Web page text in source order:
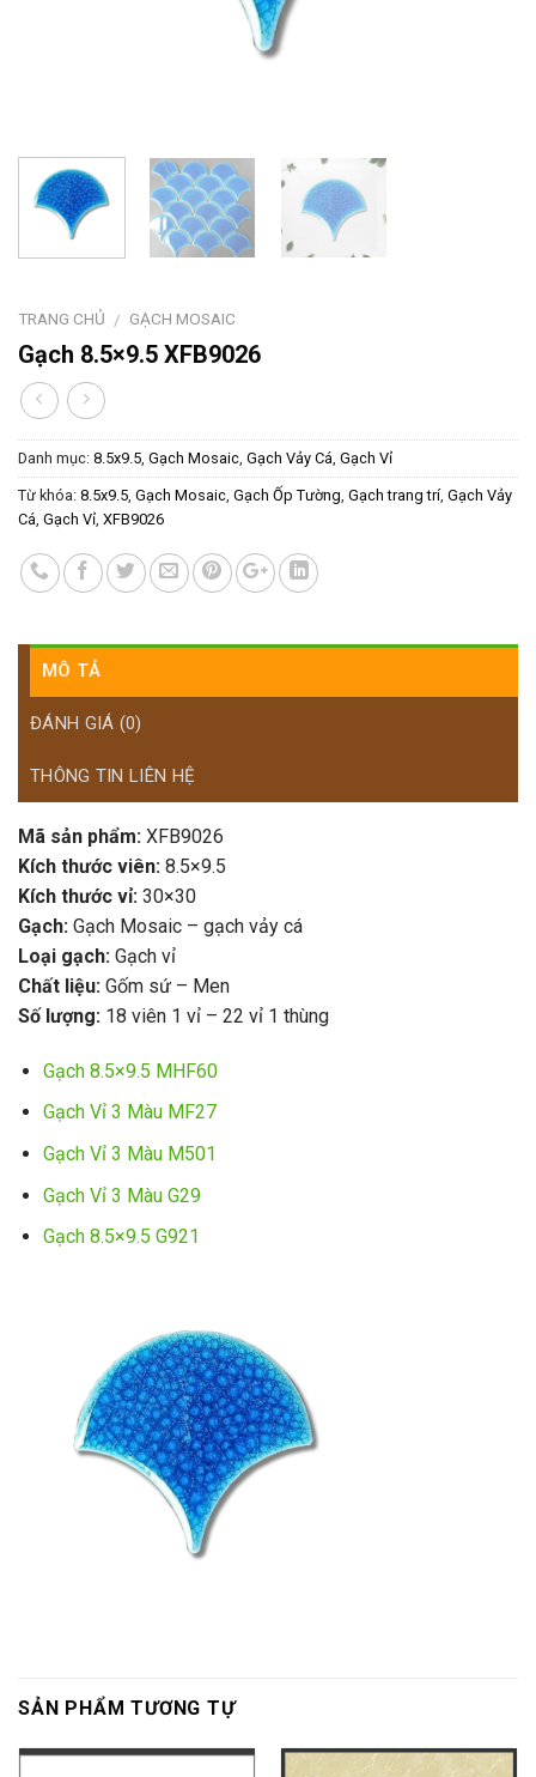
TRANG CHỦ / GẠCH MOSAIC
Gạch 8.5×9.5 XFB9026
Danh mục: 8.5x9.5, Gạch Mosaic, Gạch Vảy Cá, Gạch Vỉ
Từ khóa: 8.5x9.5, Gạch Mosaic, Gạch Ốp Tường, Gạch trang trí, Gạch Vảy
Cá, Gạch Vỉ, XFB9026
MÔ TẢ
ĐÁNH GIÁ (0)
THÔNG TIN LIÊN HỆ
Mã sản phẩm: XFB9026
Kích thước viên: 8.5×9.5
Kích thước vỉ: 30×30
Gạch: Gạch Mosaic – gạch vảy cá
Loại gạch: Gạch vỉ
Chất liệu: Gốm sứ – Men
Số lượng: 18 viên 1 vỉ – 22 vỉ 1 thùng
Gạch 8.5×9.5 MHF60
Gạch Vỉ 3 Màu MF27
Gạch Vỉ 3 Màu M501
Gạch Vỉ 3 Màu G29
Gạch 8.5×9.5 G921
SẢN PHẨM TƯƠNG TỰ